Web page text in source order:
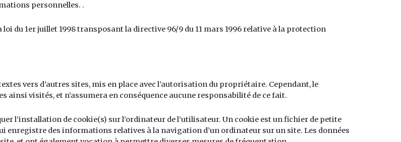
personnelles. .
du 1er juillet 1998 transposant la directive 96/9 du 11 mars 1996 relative à la protection
vers d’autres sites, mis en place avec l’autorisation du propriétaire. Cependant, le
ainsi visités, et n’assumera en conséquence aucune responsabilité de ce fait.
l’installation de cookie(s) sur l’ordinateur de l’utilisateur. Un cookie est un fichier de petite
enregistre des informations relatives à la navigation d’un ordinateur sur un site. Les données